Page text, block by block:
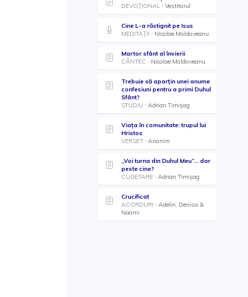
DEVOȚIONAL
Vestitorul
Cine L-a răstignit pe Isus
MEDITAȚII
Nicolae Moldoveanu
Martor sfânt al învierii
CÂNTEC
Nicolae Moldoveanu
Trebuie să aparțin unei anume
confesiuni pentru a primi Duhul
Sfânt?
STUDIU
Adrian Timișag
Viața în comunitate: trupul lui
Hristos
VERSET
Anonim
„Voi turna din Duhul Meu”... dar
peste cine?
CUGETARE
Adrian Timișag
Crucificat
ACORDURI
Adelin, Denisa &
Naomi